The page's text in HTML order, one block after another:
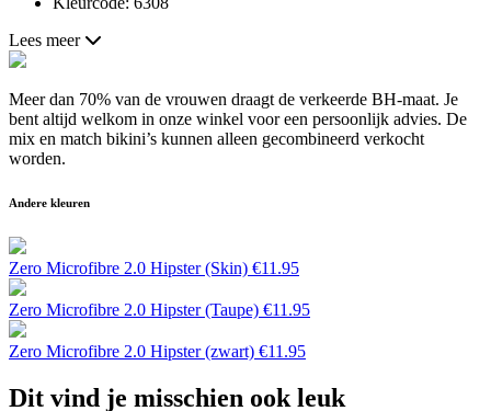
Lees meer
Meer dan 70% van de vrouwen draagt de verkeerde BH-maat. Je
bent altijd welkom in onze winkel voor een persoonlijk advies. De
mix en match bikini’s kunnen alleen gecombineerd verkocht
worden.
Andere kleuren
Zero Microfibre 2.0 Hipster (Skin) €11.95
Zero Microfibre 2.0 Hipster (Taupe) €11.95
Zero Microfibre 2.0 Hipster (zwart) €11.95
Dit vind je misschien ook leuk